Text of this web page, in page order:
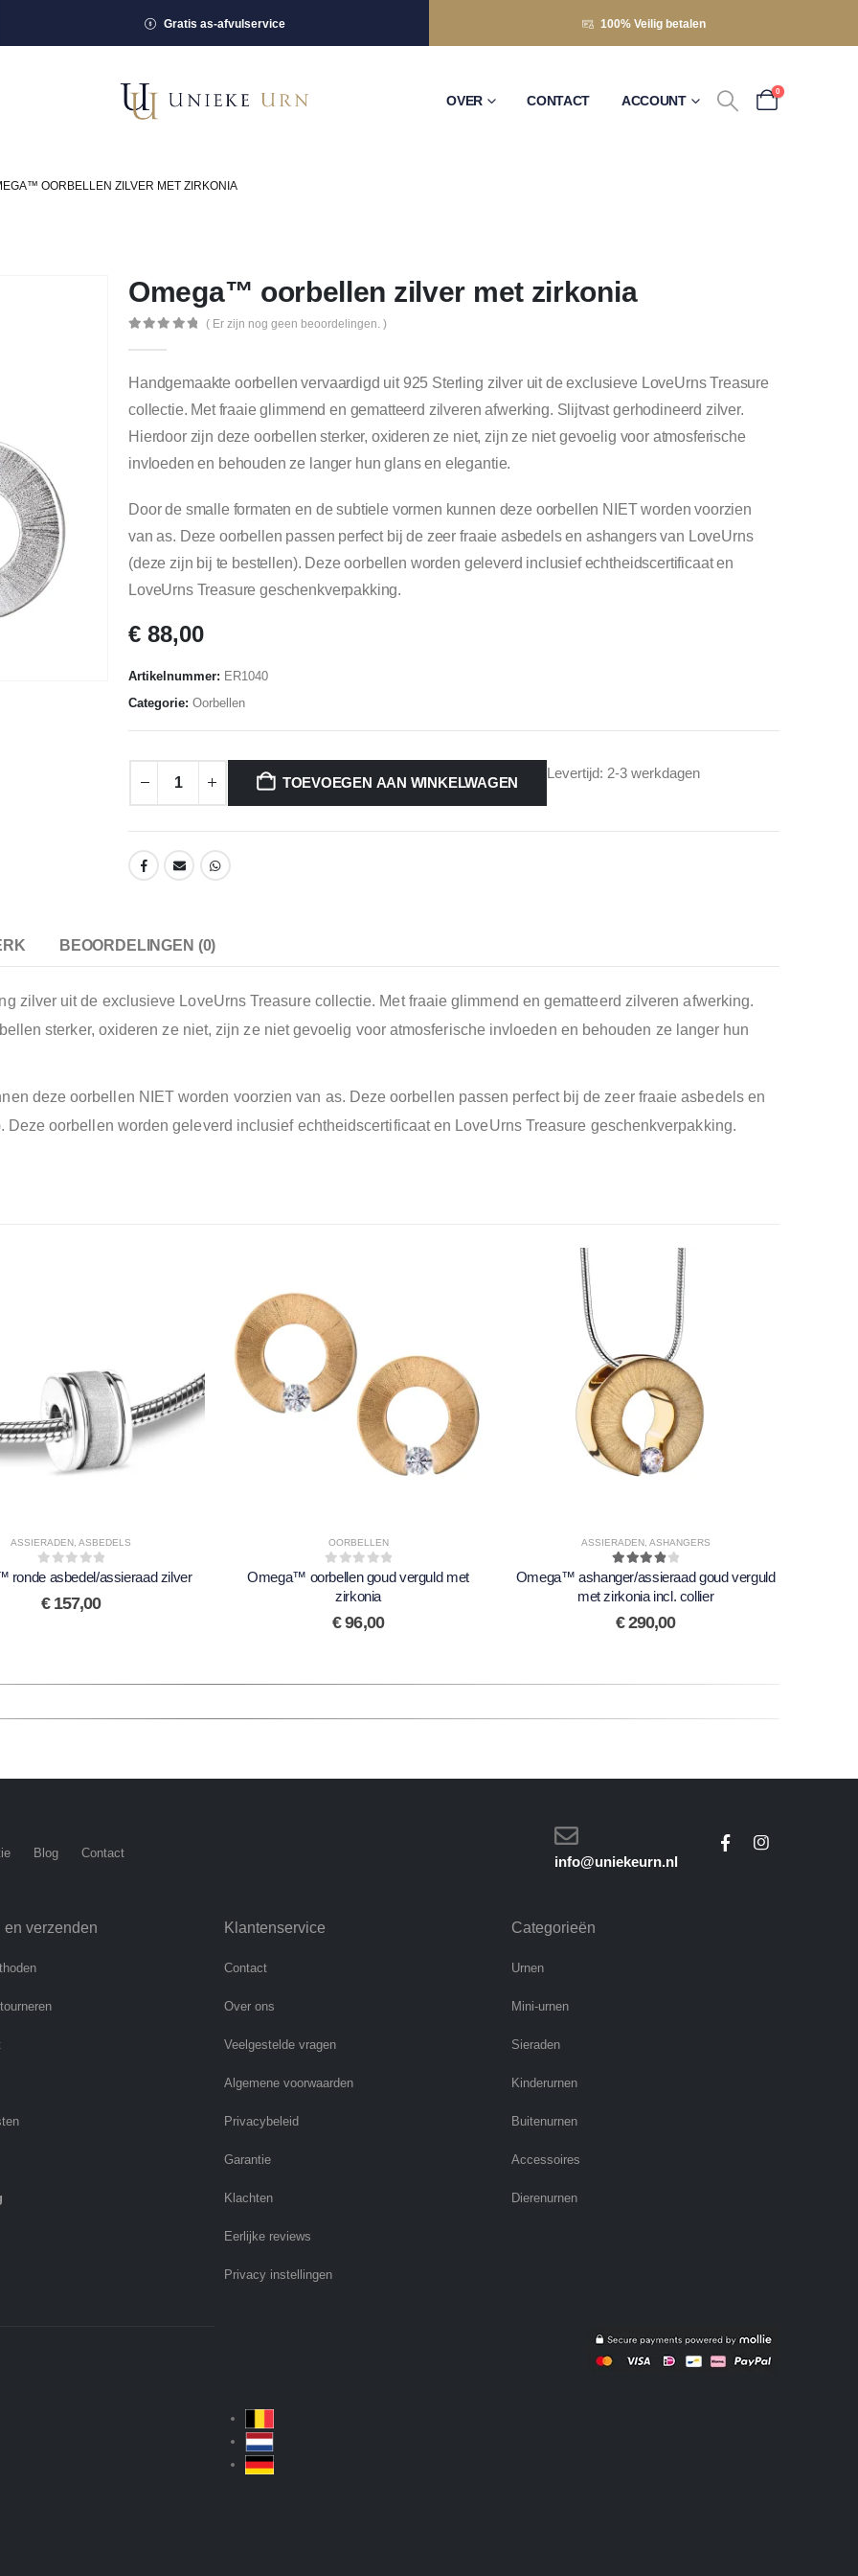
Gratis as-afvulservice 100% Veilig betalen
OVER CONTACT ACCOUNT
0
OORBELLEN ZILVER MET ZIRKONIA
Omega™ oorbellen zilver met zirkonia
( Er zijn nog geen beoordelingen. )
Handgemaakte oorbellen vervaardigd uit 925 Sterling zilver uit de exclusieve LoveUrns Treasure
collectie. Met fraaie glimmend en gematteerd zilveren afwerking. Slijtvast gerhodineerd zilver.
Hierdoor zijn deze oorbellen sterker, oxideren ze niet, zijn ze niet gevoelig voor atmosferische
invloeden en behouden ze langer hun glans en elegantie.
Door de smalle formaten en de subtiele vormen kunnen deze oorbellen NIET worden voorzien
van as. Deze oorbellen passen perfect bij de zeer fraaie asbedels en ashangers van LoveUrns
(deze zijn bij te bestellen). Deze oorbellen worden geleverd inclusief echtheidscertificaat en
LoveUrns Treasure geschenkverpakking.
€ 88,00
Artikelnummer: ER1040
Categorie: Oorbellen
TOEVOEGEN AAN WINKELWAGEN
Levertijd: 2-3 werkdagen
BEOORDELINGEN (0)
zilver uit de exclusieve LoveUrns Treasure collectie. Met fraaie glimmend en gematteerd zilveren afwerking.
sterker, oxideren ze niet, zijn ze niet gevoelig voor atmosferische invloeden en behouden ze langer hun
deze oorbellen NIET worden voorzien van as. Deze oorbellen passen perfect bij de zeer fraaie asbedels en
oorbellen worden geleverd inclusief echtheidscertificaat en LoveUrns Treasure geschenkverpakking.
ASSIERADEN, ASBEDELS
0out of 5
ronde asbedel/assieraad zilver
€157,00
OORBELLEN
0out of 5
Omega™ oorbellen goud verguld met
zirkonia
€96,00
ASSIERADEN, ASHANGERS
4.00out of 5
Omega™ ashanger/assieraad goud verguld
met zirkonia incl. collier
€290,00
Blog Contact
info@uniekeurn.nl
en verzenden Klantenservice
Contact
Over ons
Veelgestelde vragen
Algemene voorwaarden
Privacybeleid
Garantie
Klachten
Eerlijke reviews
Privacy instellingen
Categorieën
Urnen
Mini-urnen
Sieraden
Kinderurnen
Buitenurnen
Accessoires
Dierenurnen